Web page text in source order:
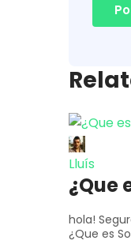
Lluís
¿Que
hola!
¿Que es